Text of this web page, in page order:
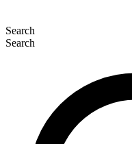
Search
Search